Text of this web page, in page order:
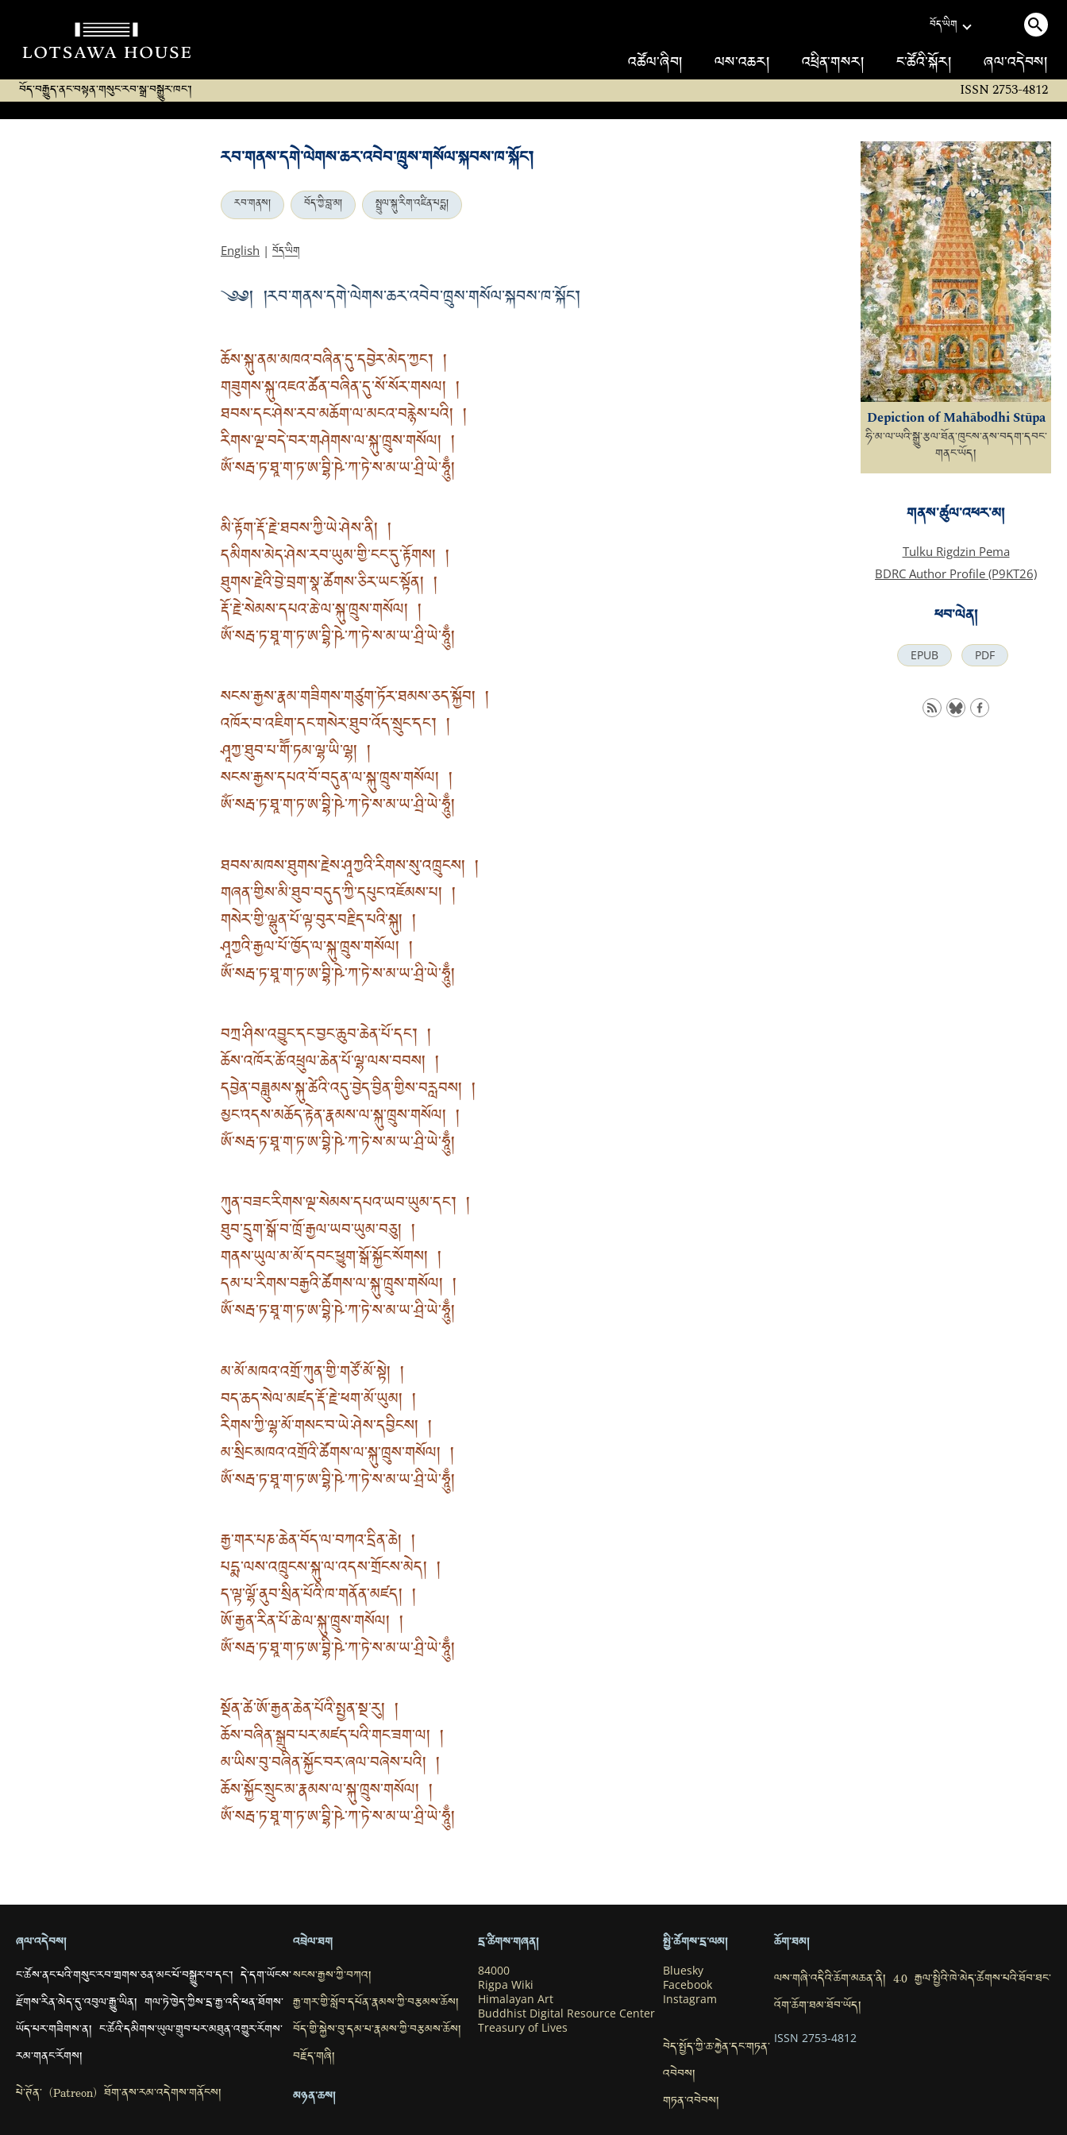
བོད་ཡིག
འཚོལ་ཞིབ། ལས་འཆར། འཕྲིན་གསར། ང་ཚོའི་སྐོར། ཞལ་འདེབས།
བོད་བརྒྱུད་ནང་བསྟན་གསུང་རབ་སྒྲ་བསྒྱུར་ཁང་། ISSN 2753-4812
རབ་གནས་དགེ་ལེགས་ཆར་འབེབ་ཁྲུས་གསོལ་སྐབས་ཁ་སྐོང་།
རབ་གནས། བོད་ཀྱི་བླ་མ། སྤྲུལ་སྐུ་རིག་འཛིན་པདྨ།
English | བོད་ཡིག
༄༅། །རབ་གནས་དགེ་ལེགས་ཆར་འབེབ་ཁྲུས་གསོལ་སྐབས་ཁ་སྐོང་།
ཆོས་སྐུ་ནམ་མཁའ་བཞིན་དུ་དབྱེར་མེད་ཀྱང༌། །
གཟུགས་སྐུ་འཇའ་ཚོན་བཞིན་དུ་སོ་སོར་གསལ། །
ཐབས་དང་ཤེས་རབ་མཆོག་ལ་མངའ་བརྙེས་པའི། །
རིགས་ལྔ་བདེ་བར་གཤེགས་ལ་སྐུ་ཁྲུས་གསོལ། །
ཨོཾ་སརྦ་ཏ་ཐཱ་ག་ཏ་ཨ་བྷི་ཥེ་ཀ་ཏེ་ས་མ་ཡ་ཤྲི་ཡེ་ཧཱུྃ།
མི་རྟོག་རྡོ་རྗེ་ཐབས་ཀྱི་ཡེ་ཤེས་ནི། །
དམིགས་མེད་ཤེས་རབ་ཡུམ་གྱི་ངང་དུ་རྟོགས། །
ཐུགས་རྗེའི་བྱེ་བྲག་སྣ་ཚོགས་ཅིར་ཡང་སྟོན། །
རྡོ་རྗེ་སེམས་དཔའ་ཆེ་ལ་སྐུ་ཁྲུས་གསོལ། །
ཨོཾ་སརྦ་ཏ་ཐཱ་ག་ཏ་ཨ་བྷི་ཥེ་ཀ་ཏེ་ས་མ་ཡ་ཤྲི་ཡེ་ཧཱུྃ།
སངས་རྒྱས་རྣམ་གཟིགས་གཙུག་ཏོར་ཐམས་ཅད་སྐྱོབ། །
འཁོར་བ་འཇིག་དང་གསེར་ཐུབ་འོད་སྲུང་དང་། །
ཤཱཀྱ་ཐུབ་པ་གཽ་ཏམ་ལྷ་ཡི་ལྷ། །
སངས་རྒྱས་དཔའ་བོ་བདུན་ལ་སྐུ་ཁྲུས་གསོལ། །
ཨོཾ་སརྦ་ཏ་ཐཱ་ག་ཏ་ཨ་བྷི་ཥེ་ཀ་ཏེ་ས་མ་ཡ་ཤྲི་ཡེ་ཧཱུྃ།
ཐབས་མཁས་ཐུགས་རྗེས་ཤཱཀྱའི་རིགས་སུ་འཁྲུངས། །
གཞན་གྱིས་མི་ཐུབ་བདུད་ཀྱི་དཔུང་འཇོམས་པ། །
གསེར་གྱི་ལྷུན་པོ་ལྟ་བུར་བརྗིད་པའི་སྐུ། །
ཤཱཀྱའི་རྒྱལ་པོ་ཁྱོད་ལ་སྐུ་ཁྲུས་གསོལ། །
ཨོཾ་སརྦ་ཏ་ཐཱ་ག་ཏ་ཨ་བྷི་ཥེ་ཀ་ཏེ་ས་མ་ཡ་ཤྲི་ཡེ་ཧཱུྃ།
བཀྲ་ཤིས་འབྱུང་དང་བྱང་ཆུབ་ཆེན་པོ་དང་། །
ཆོས་འཁོར་ཆོ་འཕྲུལ་ཆེན་པོ་ལྷ་ལས་བབས། །
དབྱེན་བཟླུམས་སྐུ་ཚེའི་འདུ་བྱེད་བྱིན་གྱིས་བརླབས། །
མྱང་འདས་མཆོད་རྟེན་རྣམས་ལ་སྐུ་ཁྲུས་གསོལ། །
ཨོཾ་སརྦ་ཏ་ཐཱ་ག་ཏ་ཨ་བྷི་ཥེ་ཀ་ཏེ་ས་མ་ཡ་ཤྲི་ཡེ་ཧཱུྃ།
ཀུན་བཟང་རིགས་ལྔ་སེམས་དཔའ་ཡབ་ཡུམ་དང་། །
ཐུབ་དྲུག་སྒོ་བ་ཁྲོ་རྒྱལ་ཡབ་ཡུམ་བཅུ། །
གནས་ཡུལ་མ་མོ་དབང་ཕྱུག་སྒོ་སྐྱོང་སོགས། །
དམ་པ་རིགས་བརྒྱའི་ཚོགས་ལ་སྐུ་ཁྲུས་གསོལ། །
ཨོཾ་སརྦ་ཏ་ཐཱ་ག་ཏ་ཨ་བྷི་ཥེ་ཀ་ཏེ་ས་མ་ཡ་ཤྲི་ཡེ་ཧཱུྃ།
མ་མོ་མཁའ་འགྲོ་ཀུན་གྱི་གཙོ་མོ་སྟེ། །
བད་ཆད་སེལ་མཛད་རྡོ་རྗེ་ཕག་མོ་ཡུམ། །
རིགས་ཀྱི་ལྷ་མོ་གསང་བ་ཡེ་ཤེས་དབྱིངས། །
མ་སྲིང་མཁའ་འགྲོའི་ཚོགས་ལ་སྐུ་ཁྲུས་གསོལ། །
ཨོཾ་སརྦ་ཏ་ཐཱ་ག་ཏ་ཨ་བྷི་ཥེ་ཀ་ཏེ་ས་མ་ཡ་ཤྲི་ཡེ་ཧཱུྃ།
རྒྱ་གར་པཎ་ཆེན་བོད་ལ་བཀའ་དྲིན་ཆེ། །
པདྨ་ལས་འཁྲུངས་སྐུ་ལ་འདས་གྲོངས་མེད། །
ད་ལྟ་ལྷོ་ནུབ་སྲིན་པོའི་ཁ་གནོན་མཛད། །
ཨོ་རྒྱན་རིན་པོ་ཆེ་ལ་སྐུ་ཁྲུས་གསོལ། །
ཨོཾ་སརྦ་ཏ་ཐཱ་ག་ཏ་ཨ་བྷི་ཥེ་ཀ་ཏེ་ས་མ་ཡ་ཤྲི་ཡེ་ཧཱུྃ།
སྔོན་ཚེ་ཨོ་རྒྱན་ཆེན་པོའི་སྤྱན་སྔ་རུ། །
ཆོས་བཞིན་སྒྲུབ་པར་མཛད་པའི་གང་ཟག་ལ། །
མ་ཡིས་བུ་བཞིན་སྐྱོང་བར་ཞལ་བཞེས་པའི། །
ཆོས་སྐྱོང་སྲུང་མ་རྣམས་ལ་སྐུ་ཁྲུས་གསོལ། །
ཨོཾ་སརྦ་ཏ་ཐཱ་ག་ཏ་ཨ་བྷི་ཥེ་ཀ་ཏེ་ས་མ་ཡ་ཤྲི་ཡེ་ཧཱུྃ།
Depiction of Mahābodhi Stūpa
ཧི་མ་ལ་ཡའི་སྒྱུ་རྩལ་ཐོན་ཁུངས་ནས་བདག་དབང་
གནང་ཡོད།
གནས་ཚུལ་འཕར་མ།
Tulku Rigdzin Pema
BDRC Author Profile (P9KT26)
ཕབ་ལེན།
EPUB PDF
ཞལ་འདེབས།
ང་ཚོས་ནང་པའི་གསུང་རབ་གྲགས་ཅན་མང་པོ་བསྒྱུར་བ་དང་། དེ་དག་ཡོངས་
རྫོགས་རིན་མེད་དུ་འབུལ་རྒྱུ་ཡིན། གལ་ཏེ་ཁྱེད་ཀྱིས་དྲ་རྒྱ་འདི་ཕན་ཐོགས་
ཡོད་པར་གཟིགས་ན། ང་ཚོའི་དམིགས་ཡུལ་གྲུབ་པར་མཐུན་འགྱུར་རོགས་
རམ་གནང་རོགས།
པེ་ཊོན་ (Patreon) ཐོག་ནས་རམ་འདེགས་གནོངས།
འབྲེལ་ཐག
སངས་རྒྱས་ཀྱི་བཀའ།
རྒྱ་གར་གྱི་སློབ་དཔོན་རྣམས་ཀྱི་བརྩམས་ཆོས།
བོད་གྱི་སྐྱེས་བུ་དམ་པ་རྣམས་ཀྱི་བརྩམས་ཆོས།
བརྗོད་གཞི།
མཉན་ཆས།
དྲ་ཚིགས་གཞན།
84000
Rigpa Wiki
Himalayan Art
Buddhist Digital Resource Center
Treasury of Lives
སྤྱི་ཚོགས་དྲ་ལམ།
Bluesky
Facebook
Instagram
བེད་སྤྱོད་ཀྱི་ཆ་རྐྱེན་དང་གཏན་
འབེབས།
གཏན་འབེབས།
ཆོག་ཐམ།
ལས་གཞི་འདིའི་ཆོག་མཆན་ནི། 4.0 རྒྱལ་སྤྱིའི་ཁེ་མེད་ཚོགས་པའི་ཐོབ་ཐང་
འོག་ཆོག་ཐམ་ཐོབ་ཡོད།
ISSN 2753-4812